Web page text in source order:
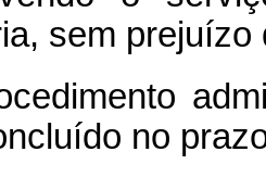
sem
no